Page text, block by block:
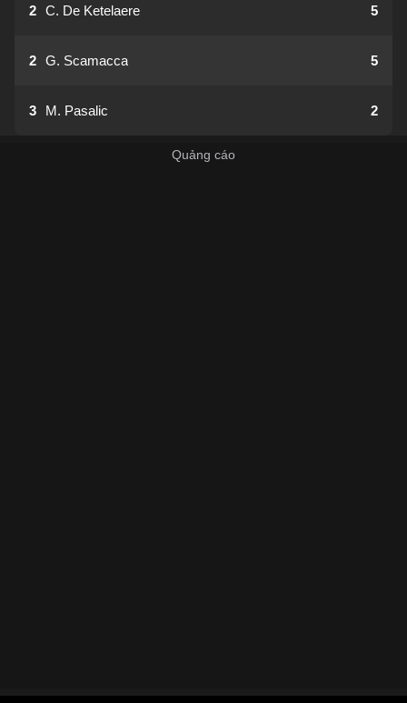
2 C. De Ketelaere 5
2 G. Scamacca 5
3 M. Pasalic 2